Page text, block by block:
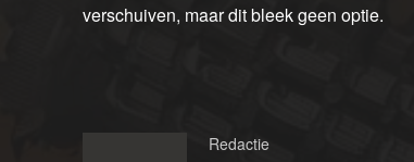
verschuiven, maar dit bleek geen optie.
Redactie